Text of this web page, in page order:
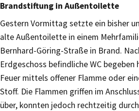
Brandstiftung in Außentoilette
Gestern Vormittag setzte ein bisher
alte Außentoilette in einem
Bernhard-Göring-Straße in Brand.
Erdgeschoss befindliche WC
Feuer mittels offener Flamme oder
Stoff. Die Flammen griffen im
über, konnten jedoch rechtzeitig